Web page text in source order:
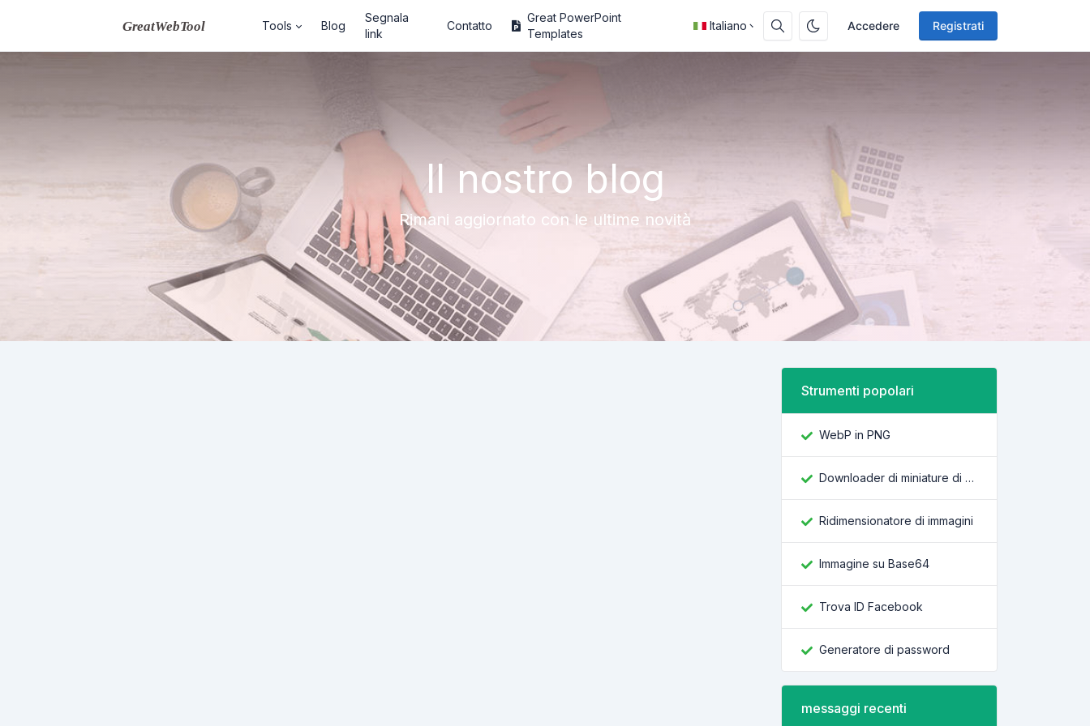
Accedere Registrati
Tools Blog
Segnala
link
Contatto
Great PowerPoint
Templates
Italiano
Il nostro blog
Rimani aggiornato con le ultime novità
Strumenti popolari
WebP in PNG
Downloader di miniature di YouTube
Ridimensionatore di immagini
Immagine su Base64
Trova ID Facebook
Generatore di password
messaggi recenti